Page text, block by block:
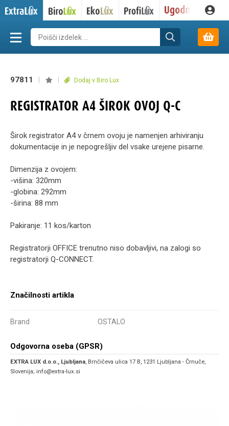
97811 Dodaj v Biro Lux
REGISTRATOR A4 ŠIROK OVOJ Q-C
Širok registrator A4 v črnem ovoju je namenjen arhiviranju
dokumentacije in je nepogrešljiv del vsake urejene pisarne.
Dimenzija z ovojem:
-višina: 320mm
-globina: 292mm
-širina: 88 mm
Pakiranje: 11 kos/karton
Registratorji OFFICE trenutno niso dobavljivi, na zalogi so
registratorji Q-CONNECT.
Značilnosti artikla
Brand OSTALO
Odgovorna oseba (GPSR)
EXTRA LUX d.o.o., Ljubljana, Brnčičeva ulica 17 B, 1231 Ljubljana - Črnuče,
Slovenija; info@extra-lux.si